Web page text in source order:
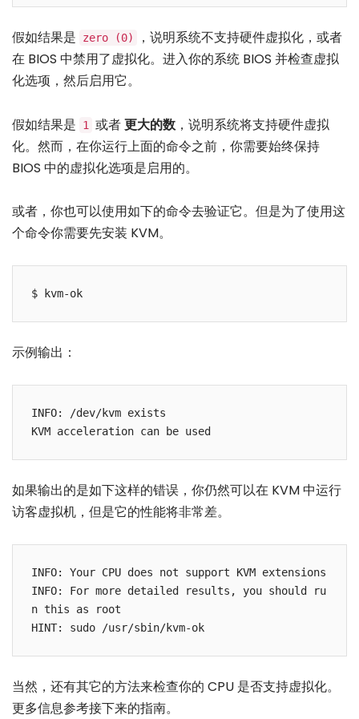
假如结果是 zero (0)
，说明系统不支持硬件虚拟化，或者
在 BIOS 中禁用了虚拟化。进入你的系统 BIOS 并检查虚拟
化选项，然后启用它。
假如结果是 1 或者更大的数 ，说明系统将支持硬件虚拟
化。然而，在你运行上面的命令之前，你需要始终保持
BIOS 中的虚拟化选项是启用的。
或者，你也可以使用如下的命令去验证它。但是为了使用这
个命令你需要先安装 KVM。
$ kvm-ok
示例输出：
INFO: /dev/kvm exists
KVM acceleration can be used
如果输出的是如下这样的错误，你仍然可以在 KVM 中运行
访客虚拟机，但是它的性能将非常差。
INFO: Your CPU does not support KVM extensions
INFO: For more detailed results, you should ru
n this as root
HINT: sudo /usr/sbin/kvm-ok
当然，还有其它的方法来检查你的 CPU 是否支持虚拟化。
更多信息参考接下来的指南。